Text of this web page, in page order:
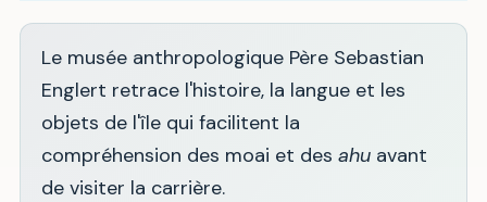
Le musée anthropologique Père Sebastian
Englert retrace l'histoire, la langue et les
objets de l'île qui facilitent la
compréhension des moai et desahu avant
de visiter la carrière.